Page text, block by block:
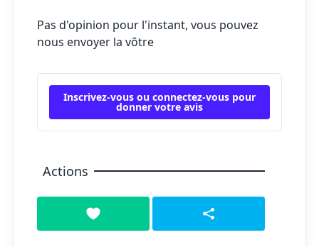
Pas d'opinion pour l'instant, vous pouvez
nous envoyer la vôtre
Inscrivez-vous ou connectez-vous pour
donner votre avis
Actions